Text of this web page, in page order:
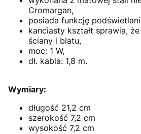
Cromargan,
posiada funkcję
kanciasty kształt sprawia,
ściany i blatu,
moc: 1 W,
dł. kabla: 1,8 m.
Wymiary:
długość 21,2 cm
szerokość 7,2 cm
wysokość 7,2 cm